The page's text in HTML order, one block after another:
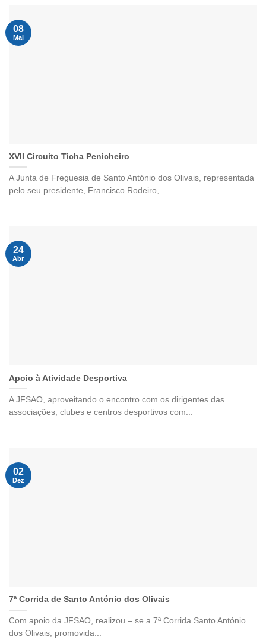
XVII Circuito Ticha Penicheiro
A Junta de Freguesia de Santo António dos Olivais, representada
pelo seu presidente, Francisco Rodeiro,...
08
Mai
Apoio à Atividade Desportiva
A JFSAO, aproveitando o encontro com os dirigentes das
associações, clubes e centros desportivos com...
24
Abr
7ª Corrida de Santo António dos Olivais
Com apoio da JFSAO, realizou – se a 7ª Corrida Santo António
dos Olivais, promovida...
02
Dez